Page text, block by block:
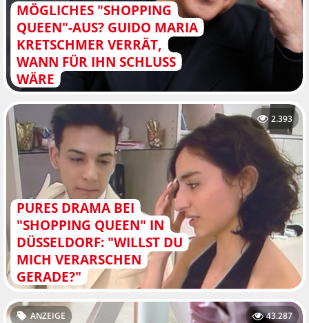
MÖGLICHES "SHOPPING
QUEEN"-AUS? GUIDO MARIA
KRETSCHMER VERRÄT,
WANN FÜR IHN SCHLUSS
WÄRE
PURES DRAMA BEI
"SHOPPING QUEEN" IN
DÜSSELDORF: "WILLST DU
MICH VERARSCHEN
GERADE?"
2.393
ANZEIGE 43.287